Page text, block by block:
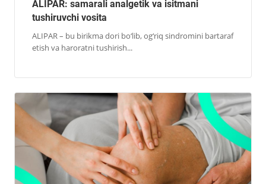
ALIPAR – bu birikma dori bo‘lib, og‘riq sindromini bartaraf
etish va haroratni tushirish...
ALIPAR: samarali analgetik va isitmani
tushiruvchi vosita